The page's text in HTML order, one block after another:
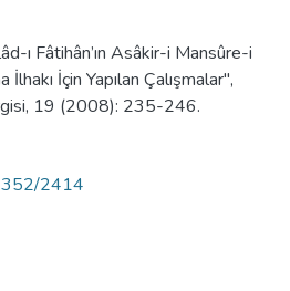
ı Fâtihân’ın Asâkir-i Mansûre-i
İçin Yapılan Çalışmalar",
19 (2008): 235-246.
2414